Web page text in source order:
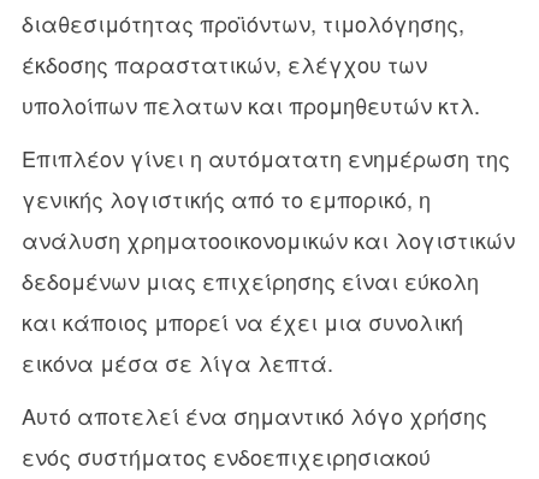
διαθεσιμότητας προϊόντων, τιμολόγησης,
έκδοσης παραστατικών, ελέγχου των
υπολοίπων πελατων και προμηθευτών κτλ.
Επιπλέον γίνει η αυτόματατη ενημέρωση της
γενικής λογιστικής από το εμπορικό, η
ανάλυση χρηματοοικονομικών και λογιστικών
δεδομένων μιας επιχείρησης είναι εύκολη
και κάποιος μπορεί να έχει μια συνολική
εικόνα μέσα σε λίγα λεπτά.
Αυτό αποτελεί ένα σημαντικό λόγο χρήσης
ενός συστήματος ενδοεπιχειρησιακού